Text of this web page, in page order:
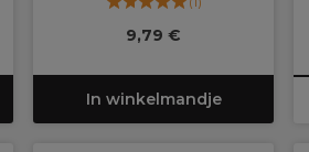
9,79 €
In winkelmandje